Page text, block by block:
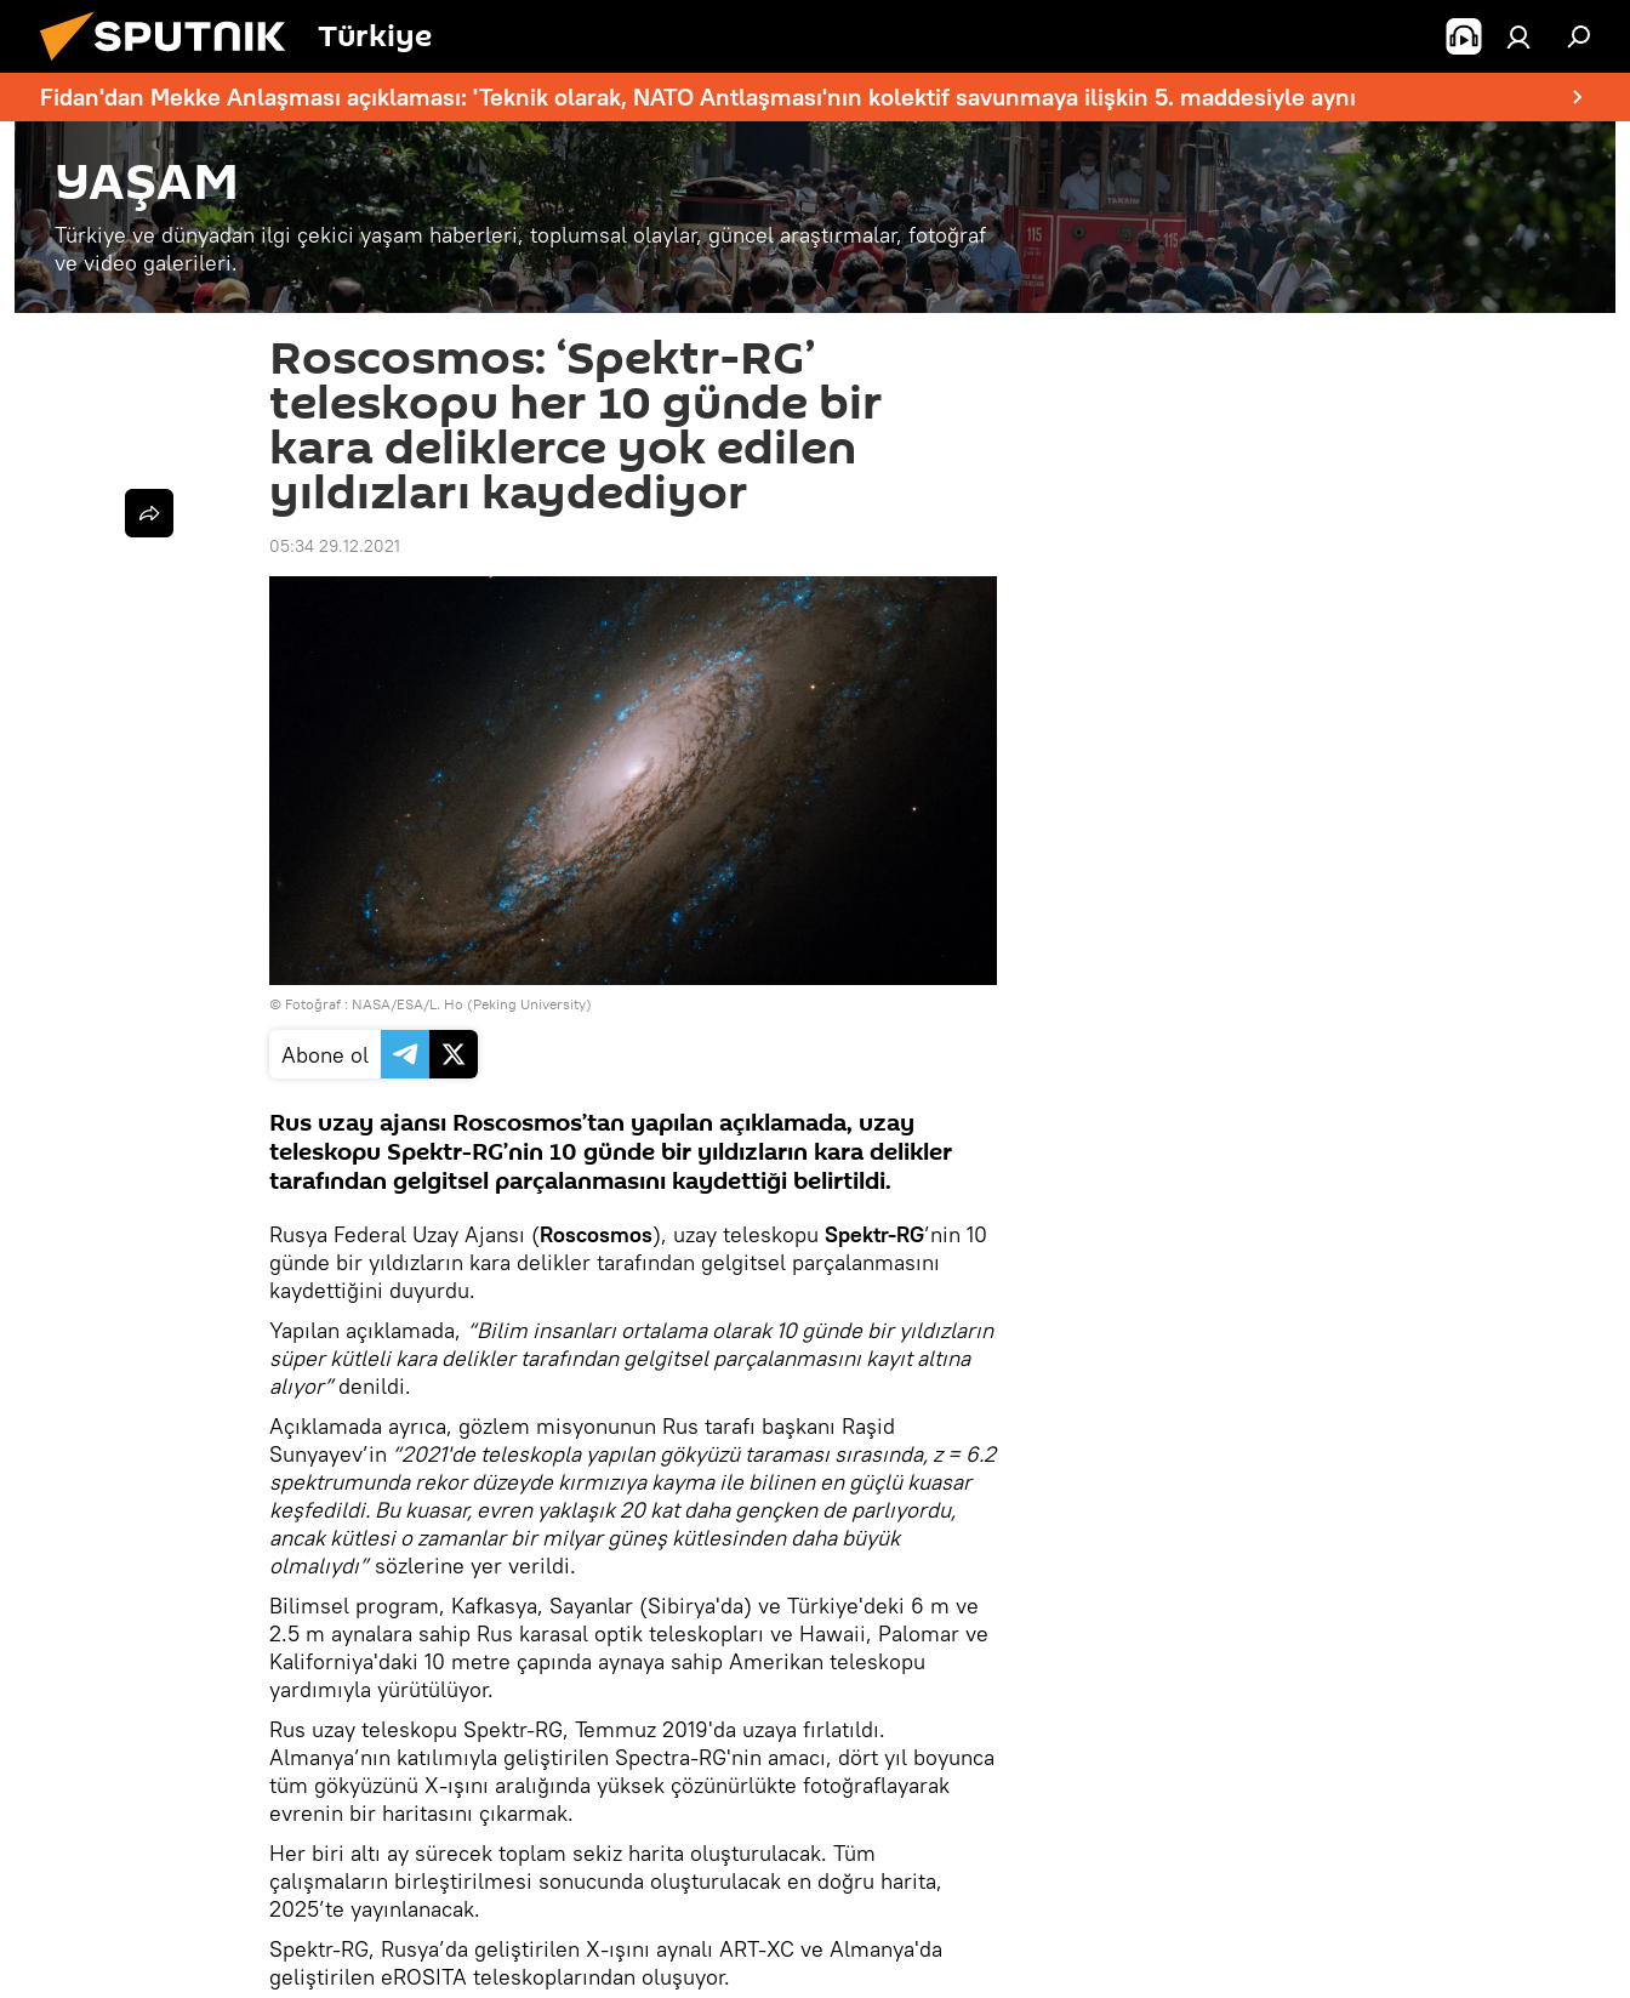
Türkiye
Fidan'dan Mekke Anlaşması açıklaması: 'Teknik olarak, NATO Antlaşması'nın kolektif savunmaya ilişkin 5. maddesiyle aynı
YAŞAM
Türkiye ve dünyadan ilgi çekici yaşam haberleri, toplumsal olaylar, güncel araştırmalar, fotoğraf
ve video galerileri.
Roscosmos: ‘Spektr-RG’
teleskopu her 10 günde bir
kara deliklerce yok edilen
yıldızları kaydediyor
05:34 29.12.2021
© Fotoğraf : NASA/ESA/L. Ho (Peking University)
Abone ol
Rus uzay ajansı Roscosmos’tan yapılan açıklamada, uzay
teleskopu Spektr-RG’nin 10 günde bir yıldızların kara delikler
tarafından gelgitsel parçalanmasını kaydettiği belirtildi.
Rusya Federal Uzay Ajansı (Roscosmos), uzay teleskopu Spektr-RG’nin 10
günde bir yıldızların kara delikler tarafından gelgitsel parçalanmasını
kaydettiğini duyurdu.
Yapılan açıklamada, “Bilim insanları ortalama olarak 10 günde bir yıldızların
süper kütleli kara delikler tarafından gelgitsel parçalanmasını kayıt altına
alıyor”denildi.
Açıklamada ayrıca, gözlem misyonunun Rus tarafı başkanı Raşid
Sunyayev’in “2021'de teleskopla yapılan gökyüzü taraması sırasında, z = 6.2
spektrumunda rekor düzeyde kırmızıya kayma ile bilinen en güçlü kuasar
keşfedildi. Bu kuasar, evren yaklaşık 20 kat daha gençken de parlıyordu,
ancak kütlesi o zamanlar bir milyar güneş kütlesinden daha büyük
olmalıydı”sözlerine yer verildi.
Bilimsel program, Kafkasya, Sayanlar (Sibirya'da) ve Türkiye'deki 6 m ve
2.5 m aynalara sahip Rus karasal optik teleskopları ve Hawaii, Palomar ve
Kaliforniya'daki 10 metre çapında aynaya sahip Amerikan teleskopu
yardımıyla yürütülüyor.
Rus uzay teleskopu Spektr-RG, Temmuz 2019'da uzaya fırlatıldı.
Almanya’nın katılımıyla geliştirilen Spectra-RG'nin amacı, dört yıl boyunca
tüm gökyüzünü X-ışını aralığında yüksek çözünürlükte fotoğraflayarak
evrenin bir haritasını çıkarmak.
Her biri altı ay sürecek toplam sekiz harita oluşturulacak. Tüm
çalışmaların birleştirilmesi sonucunda oluşturulacak en doğru harita,
2025’te yayınlanacak.
Spektr-RG, Rusya’da geliştirilen X-ışını aynalı ART-XC ve Almanya'da
geliştirilen eROSITA teleskoplarından oluşuyor.